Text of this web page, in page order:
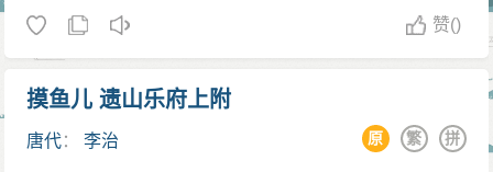
物三千缎。二十日，特进、英国公李勣为开府仪同三
司、同中书门下三品。
秋七月三日，有关衙门请求改治书侍御史为御史中
丞，诸州治中为司马，别驾为长史，治礼郎为奉礼郎，
赞()
摸鱼儿 遗山乐府上附
唐代：李治 拼
繁
原